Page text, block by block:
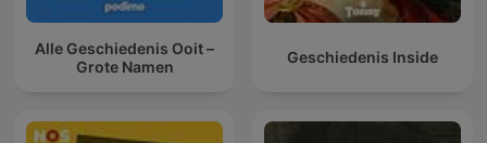
Alle Geschiedenis Ooit –
Grote Namen
Geschiedenis Inside